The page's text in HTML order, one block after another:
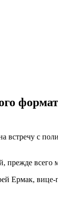
встречу с
Ермак,